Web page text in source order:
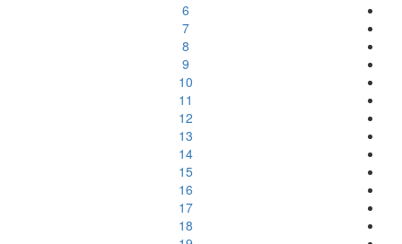
6
7
8
9
10
11
12
13
14
15
16
17
18